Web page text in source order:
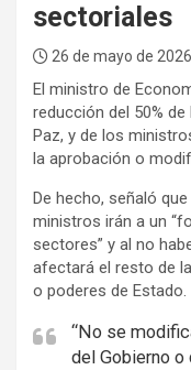
sectoriales
26 de mayo de 2026
El ministro de
reducción del 50%
Paz, y de los
la aprobación o
De hecho, señaló
ministros irán a un
sectores” y al no
afectará el resto de
o poderes de Estado.
“No se
del Gobierno